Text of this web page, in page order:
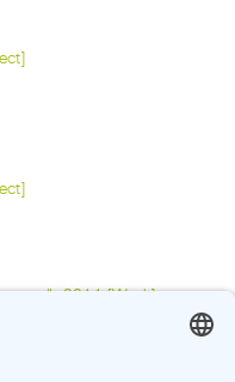
ge...", 2011 [Work]